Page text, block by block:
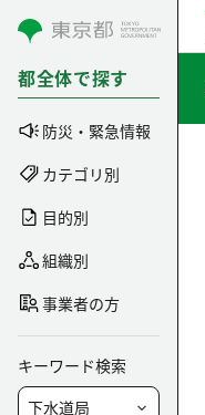
コンテンツにスキップ
都全体で探す
防災・緊急情報
カテゴリ別
目的別
組織別
事業者の方
キーワード検索